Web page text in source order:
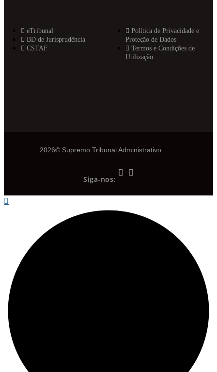
eTribunal
BD de Jurisprudência
CSTAF
Política de Privacidade e
Proteção de Dados
Termos e Condições de
Utilização
2026© Supremo Tribunal Administrativo
Siga-nos: